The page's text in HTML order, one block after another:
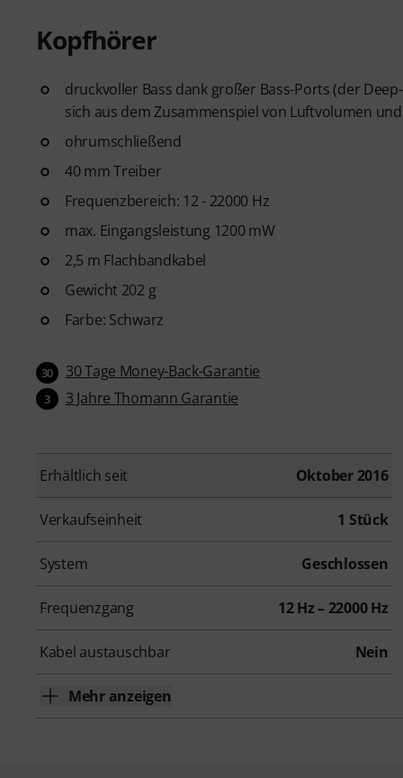
Kopfhörer
druckvoller Bass dank großer Bass-Ports (der
sich aus dem Zusammenspiel von Luftvolumen
ohrumschließend
40 mm Treiber
Frequenzbereich: 12 - 22000 Hz
max. Eingangsleistung 1200 mW
2,5 m Flachbandkabel
Gewicht 202 g
Farbe: Schwarz
30 30 Tage Money-Back-Garantie
3 3 Jahre Thomann Garantie
Erhältlich seit Oktober 2016
Verkaufseinheit 1 Stück
System Geschlossen
Frequenzgang 12 Hz – 22000 Hz
Kabel austauschbar Nein
Mehr anzeigen